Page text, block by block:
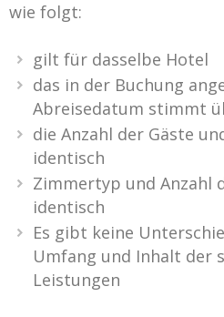
wie folgt:
gilt für dasselbe Hotel
das in der Buchung
Abreisedatum stimmt
die Anzahl der Gäste
identisch
Zimmertyp und Anzahl
identisch
Es gibt keine
Umfang und Inhalt der
Leistungen